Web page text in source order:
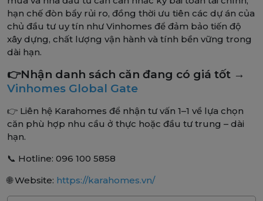
hạn chế đòn bẩy rủi ro, đồng thời ưu tiên các dự án của
chủ đầu tư uy tín như Vinhomes để đảm bảo tiến độ
xây dựng, chất lượng vận hành và tính bền vững trong
dài hạn.
👉Nhận danh sách căn đang có giá tốt →
Vinhomes Global Gate
👉 Liên hệ Karahomes để nhận tư vấn 1–1 về lựa chọn
căn phù hợp nhu cầu ở thực hoặc đầu tư trung – dài
hạn.
📞 Hotline: 096 100 5858
🌐 Website: https://karahomes.vn/